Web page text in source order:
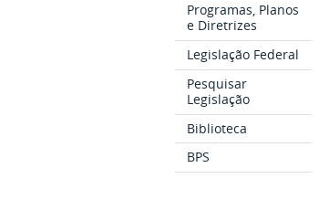
Programas, Planos
e Diretrizes
Legislação Federal
Pesquisar
Legislação
Biblioteca
BPS